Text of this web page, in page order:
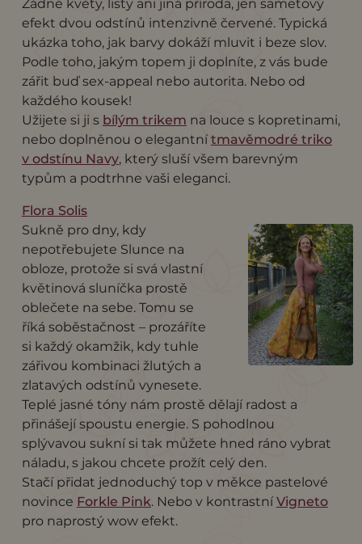
Žádné květy, listy ani jiná příroda, jen sametový
efekt dvou odstínů intenzivně červené. Typická
ukázka toho, jak barvy dokáží mluvit i beze slov.
Podle toho, jakým topem ji doplníte, z vás bude
zářit buď sex-appeal nebo autorita. Nebo od
každého kousek!
Užijete si ji s bílým trikem na louce s kopretinami,
nebo doplněnou o elegantnítmavěmodré triko
v odstínu Navy, který sluší všem barevným
typům a podtrhne vaši eleganci.
Flora Solis
Sukně pro dny, kdy
nepotřebujete Slunce na
obloze, protože si svá vlastní
květinová sluníčka prostě
oblečete na sebe. Tomu se
říká soběstačnost – prozáříte
si každý okamžik, kdy tuhle
zářivou kombinaci žlutých a
zlatavých odstínů vynesete.
Teplé jasné tóny nám prostě dělají radost a
přinášejí spoustu energie. S pohodlnou
splývavou sukní si tak můžete hned ráno vybrat
náladu, s jakou chcete prožít celý den.
Stačí přidat jednoduchý top v měkce pastelové
novince Forkle Pink. Nebo v kontrastníVigneto
pro naprostý wow efekt.